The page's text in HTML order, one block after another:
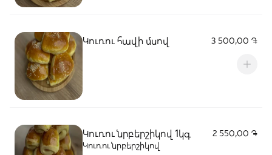
Կուռու հավի մսով 3 500,00 ֏
Կուռու նրբերշիկով 1կգ
2 550,00 ֏
Կուռու նրբերշիկով